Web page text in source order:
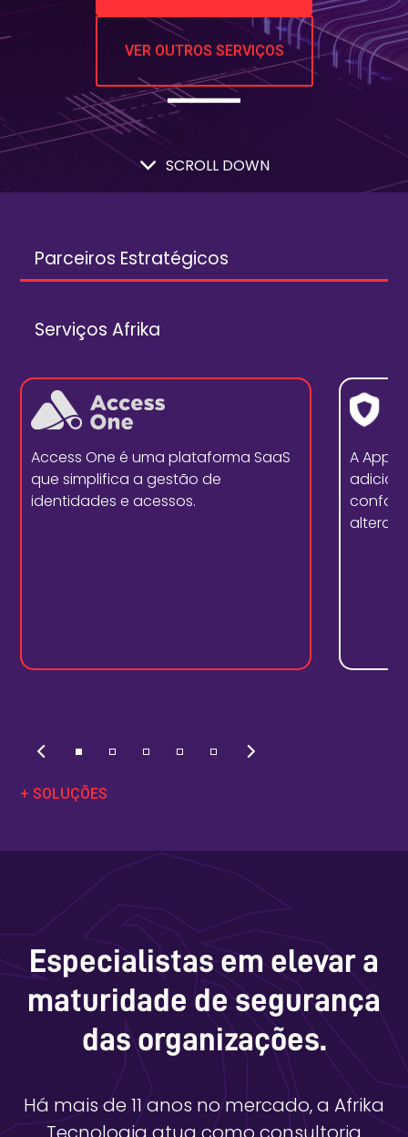
VER OUTROS SERVIÇOS
SCROLL DOWN
Parceiros Estratégicos
Serviços Afrika
Access One é uma plataforma SaaS
que simplifica a gestão de
identidades e acessos.
A
alterar
+ SOLUÇÕES
Especialistas em elevar a
maturidade de segurança
das organizações.
Há mais de 11 anos no mercado, a Afrika